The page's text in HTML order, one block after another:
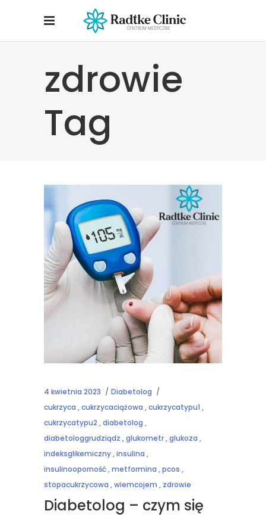
zdrowie
Tag
4 kwietnia 2023
Diabetolog
cukrzyca ,cukrzycaciążowa ,cukrzycatypu1 ,
cukrzycatypu2 ,diabetolog ,
diabetologgrudziądz ,glukometr,glukoza ,
indeksglikemiczny,insulina ,
insulinooporność,metformina ,pcos ,
stopacukrzycowa ,wiemcojem , zdrowie
Diabetolog – czym się